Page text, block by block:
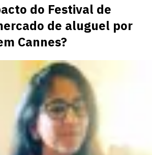
do Festival de
de aluguel por
Cannes?